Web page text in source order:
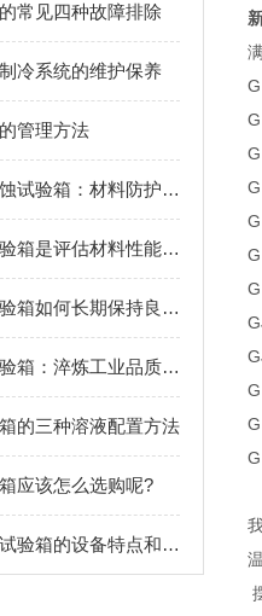
常见四种故障排除
冷系统的维护保养
管理方法
气流式盐雾腐蚀试验箱：材料防护性能检测的得力助手
高低温冲击试验箱是评估材料性能的高效工具
紫外线老化试验箱如何长期保持良好的状态
高低温冲击试验箱：淬炼工业品质的“冰火炼丹炉”
的三种溶液配置方法
应该怎么选购呢?
三综合高低温试验箱的设备特点和满足标准